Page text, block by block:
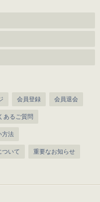
会員登録 会員退会
あるご質問
方法
ついて 重要なお知らせ